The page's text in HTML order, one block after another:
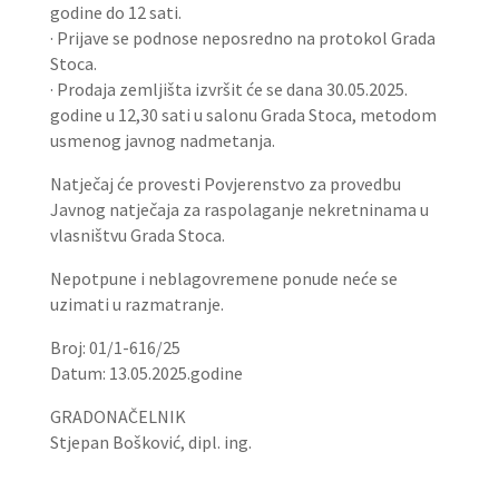
godine do 12 sati.
· Prijave se podnose neposredno na protokol Grada
Stoca.
· Prodaja zemljišta izvršit će se dana 30.05.2025.
godine u 12,30 sati u salonu Grada Stoca, metodom
usmenog javnog nadmetanja.
Natječaj će provesti Povjerenstvo za provedbu
Javnog natječaja za raspolaganje nekretninama u
vlasništvu Grada Stoca.
Nepotpune i neblagovremene ponude neće se
uzimati u razmatranje.
Broj: 01/1-616/25
Datum: 13.05.2025.godine
GRADONAČELNIK
Stjepan Bošković, dipl. ing.